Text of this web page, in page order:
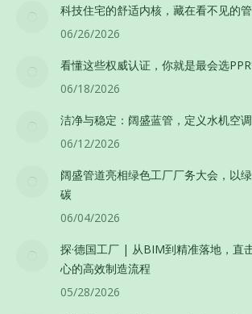
科技住宅的舒适内核，藏在看不见的
06/26/2026
看懂这些权威认证，你就是最会选
06/18/2026
洁净与稳定：阔盛蓝管，定义水机空
06/12/2026
阔盛管道亮相绿色工厂厂务大会，以
碳
06/04/2026
探·德国工厂 | 从BIM到精准落地，直
心的高效制造流程
05/28/2026